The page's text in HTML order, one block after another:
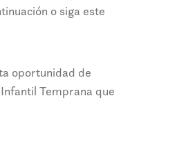
o siga este
oportunidad de
Temprana que